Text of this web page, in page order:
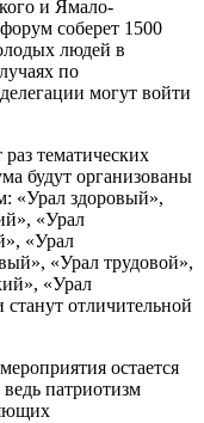
и Ямало-
соберет 1500
людей в
по
могут войти
тематических
будут организованы
«Урал здоровый»,
«Урал
«Урал
«Урал трудовой»,
«Урал
отличительной
остается
патриотизм